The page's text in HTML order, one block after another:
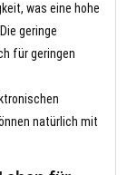
was eine hohe
geringe
für geringen
natürlich mit